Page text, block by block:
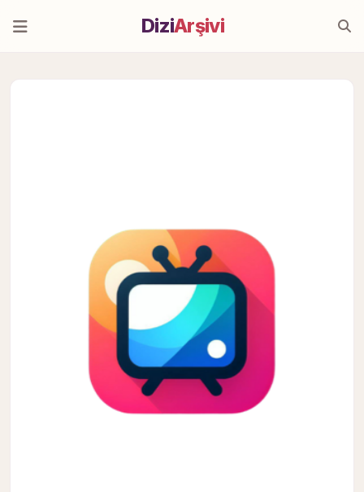
DiziArşivi